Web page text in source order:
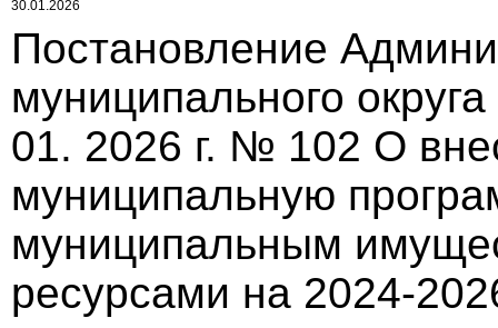
30.01.2026
Постановление
муниципального
01. 2026 г. № 102 О
муниципальную
муниципальным
ресурсами на 2024-